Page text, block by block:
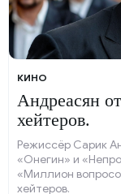
КИНО
Андреасян
хейтеров.
Режиссёр Сарик
«Онегин» и
«Миллион
хейтеров.